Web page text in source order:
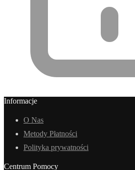
Informacje
O Nas
Metody Płatności
Polityka prywatności
Centrum Pomocy